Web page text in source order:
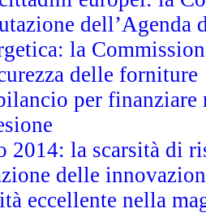
la
delle forniture
per finanziare
2014: la scarsità di
delle
eccellente nella